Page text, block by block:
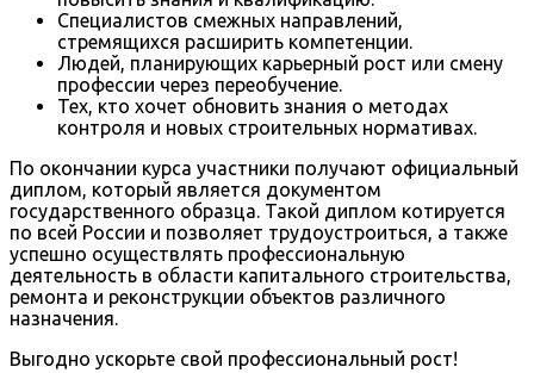
Специалистов смежных направлений,
стремящихся расширить компетенции.
Людей, планирующих карьерный рост или смену
профессии через переобучение.
Тех, кто хочет обновить знания о методах
контроля и новых строительных нормативах.
По окончании курса участники получают официальный
диплом, который является документом
государственного образца. Такой диплом котируется
по всей России и позволяет трудоустроиться, а также
успешно осуществлять профессиональную
деятельность в области капитального строительства,
ремонта и реконструкции объектов различного
назначения.
Выгодно ускорьте свой профессиональный рост!